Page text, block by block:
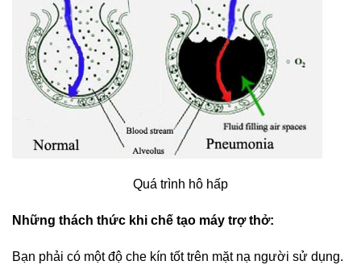
Quá trình hô hấp
Những thách thức khi chế tạo máy trợ thở:
Bạn phải có một độ che kín tốt trên mặt nạ người sử dụng.